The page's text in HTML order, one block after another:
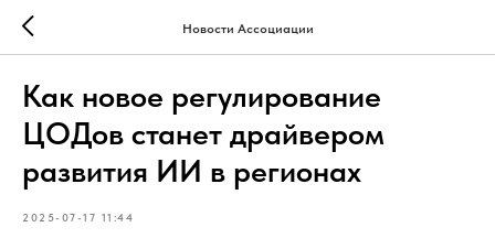
Новости Ассоциации
Как новое регулирование
ЦОДов станет драйвером
развития ИИ в регионах
2025-07-17 11:44